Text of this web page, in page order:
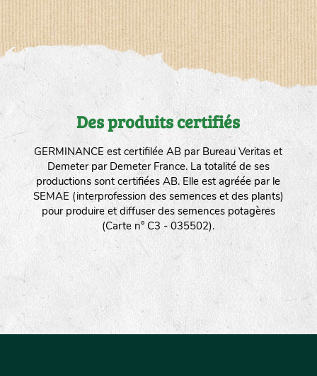
Des produits certifiés
GERMINANCE est certifilée AB par Bureau Veritas et
Demeter par Demeter France. La totalité de ses
productions sont certifiées AB. Elle est agréée par le
SEMAE (interprofession des semences et des plants)
pour produire et diffuser des semences potagères
(Carte n° C3 - 035502).